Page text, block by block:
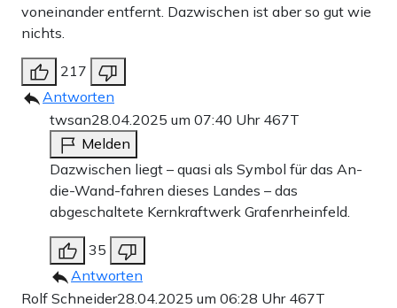
voneinander entfernt. Dazwischen ist aber so gut wie
nichts.
217
Antworten
twsan28.04.2025 um 07:40 Uhr 467T
Melden
Dazwischen liegt – quasi als Symbol für das An-
die-Wand-fahren dieses Landes – das
abgeschaltete Kernkraftwerk Grafenrheinfeld.
35
Antworten
Rolf Schneider28.04.2025 um 06:28 Uhr 467T